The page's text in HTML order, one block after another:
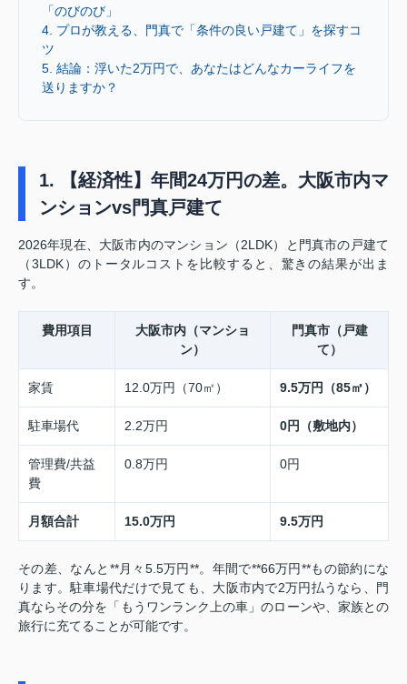
「のびのび」
4. プロが教える、門真で「条件の良い戸建て」を探すコ
ツ
5. 結論：浮いた2万円で、あなたはどんなカーライフを
送りますか？
1. 【経済性】年間24万円の差。大阪市内マ
ンションvs門真戸建て
2026年現在、大阪市内のマンション（2LDK）と門真市の戸建て
（3LDK）のトータルコストを比較すると、驚きの結果が出ま
す。
費用項目
大阪市内（マンショ
ン）
門真市（戸建
て）
家賃 12.0万円（70㎡） 9.5万円（85㎡）
駐車場代 2.2万円 0円（敷地内）
管理費/共益
費
0.8万円 0円
月額合計 15.0万円 9.5万円
その差、なんと**月々5.5万円**。年間で**66万円**もの節約にな
ります。駐車場代だけで見ても、大阪市内で2万円払うなら、門
真ならその分を「もうワンランク上の車」のローンや、家族との
旅行に充てることが可能です。